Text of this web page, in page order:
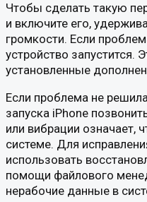
Чтобы сделать такую
и включите его,
громкости. Если
устройство запустится.
установленные
Если проблема не
запуска iPhone
или вибрации означает,
системе. Для
использовать
помощи файлового
нерабочие данные в